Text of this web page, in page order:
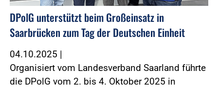
DPolG unterstützt beim Großeinsatz in
Saarbrücken zum Tag der Deutschen Einheit
04.10.2025 |
Organisiert vom Landesverband Saarland führte
die DPolG vom 2. bis 4. Oktober 2025 in